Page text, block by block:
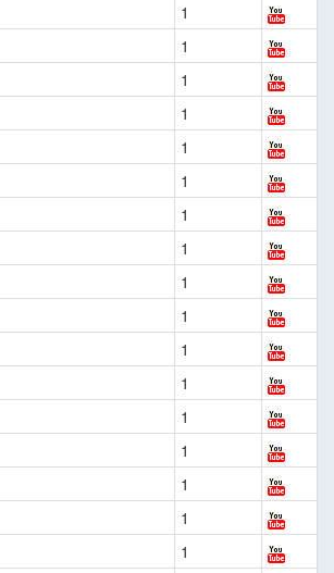
1
1
1
1
1
1
1
1
1
1
1
1
1
1
1
1
1